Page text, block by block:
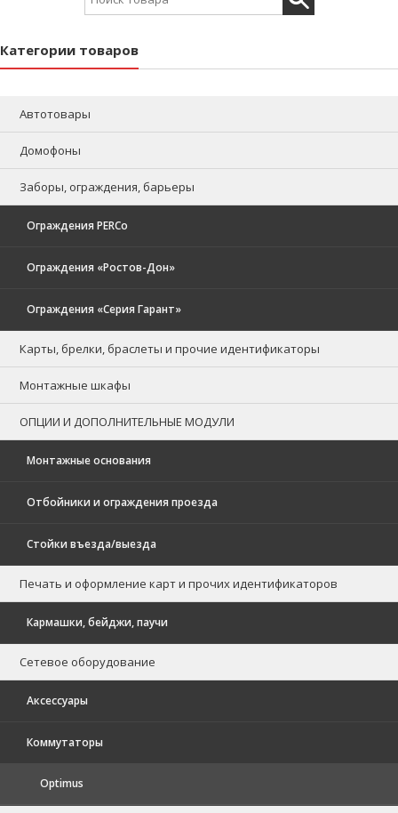
Категории товаров
Автотовары
Домофоны
Заборы, ограждения, барьеры
Ограждения PERCo
Ограждения «Ростов-Дон»
Ограждения «Серия Гарант»
Карты, брелки, браслеты и прочие идентификаторы
Монтажные шкафы
ОПЦИИ И ДОПОЛНИТЕЛЬНЫЕ МОДУЛИ
Монтажные основания
Отбойники и ограждения проезда
Стойки въезда/выезда
Печать и оформление карт и прочих идентификаторов
Кармашки, бейджи, паучи
Сетевое оборудование
Аксессуары
Коммутаторы
Optimus